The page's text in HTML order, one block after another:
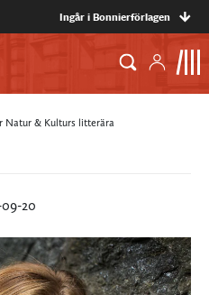
Ingår i Bonnierförlagen
Natur & Kulturs litterära
20